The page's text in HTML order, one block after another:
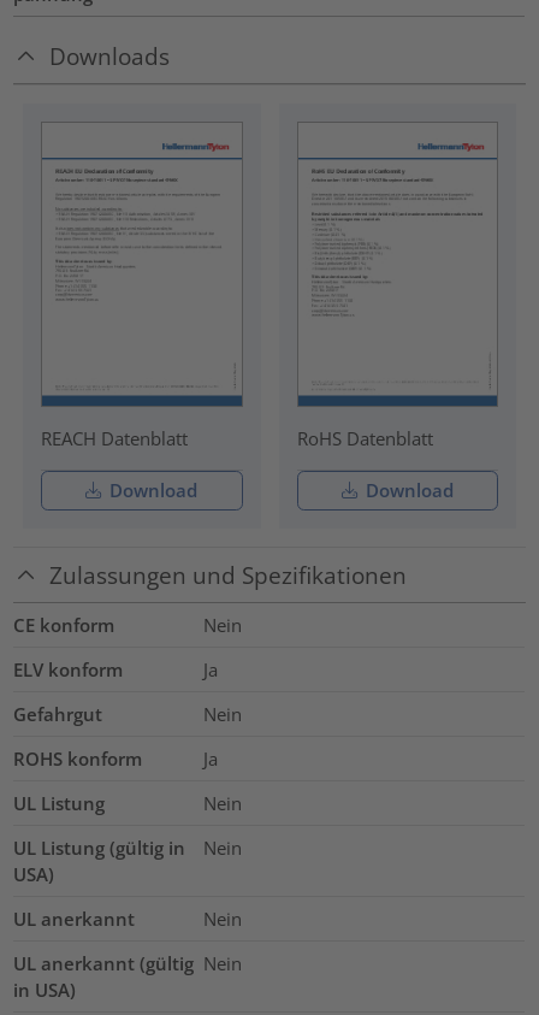
Downloads
REACH Datenblatt
Download
RoHS Datenblatt
Download
Zulassungen und Spezifikationen
CE konform
Nein
ELV konform
Ja
Gefahrgut
Nein
ROHS konform
Ja
UL Listung
Nein
UL Listung (gültig in
USA)
Nein
UL anerkannt
Nein
UL anerkannt (gültig
in USA)
Nein